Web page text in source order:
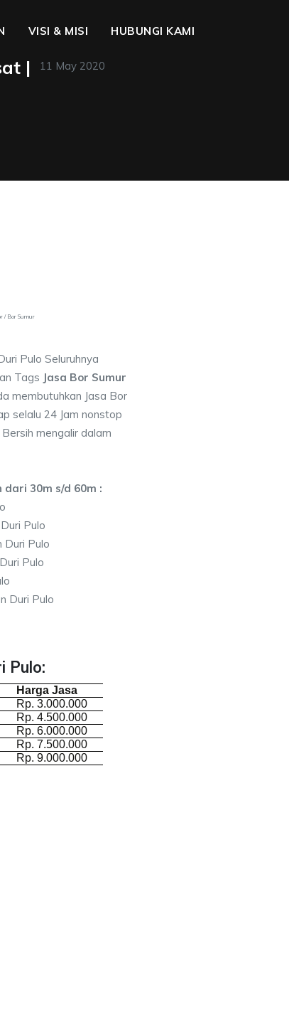
VISI & MISI HUBUNGI KAMI
11 May 2020
|
/ Bor Sumur
Pulo Seluruhnya
Tags Jasa Bor Sumur
membutuhkan Jasa Bor
selalu 24 Jam nonstop
mengalir dalam
30m s/d 60m :
Pulo
Duri Pulo
Pulo
Duri Pulo
Pulo:
Harga Jasa
Rp. 3.000.000
Rp. 4.500.000
Rp. 6.000.000
Rp. 7.500.000
Rp. 9.000.000